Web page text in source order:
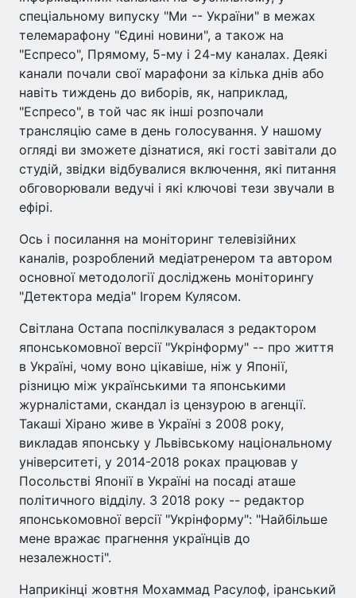
спеціальному випуску "Ми -- України" в межах
телемарафону "Єдині новини", а також на
"Еспресо", Прямому, 5-му і 24-му каналах. Деякі
канали почали свої марафони за кілька днів або
навіть тиждень до виборів, як, наприклад,
"Еспресо", в той час як інші розпочали
трансляцію саме в день голосування. У нашому
огляді ви зможете дізнатися, які гості завітали до
студій, звідки відбувалися включення, які питання
обговорювали ведучі і які ключові тези звучали в
ефірі.
Ось і посилання на моніторинг телевізійних
каналів, розроблений медіатренером та автором
основної методології досліджень моніторингу
"Детектора медіа" Ігорем Кулясом.
Світлана Остапа поспілкувалася з редактором
японськомовної версії "Укрінформу" -- про життя
в Україні, чому воно цікавіше, ніж у Японії,
різницю між українськими та японськими
журналістами, скандал із цензурою в агенції.
Такаші Хірано живе в Україні з 2008 року,
викладав японську у Львівському національному
університеті, у 2014-2018 роках працював у
Посольстві Японії в Україні на посаді аташе
політичного відділу. З 2018 року -- редактор
японськомовної версії "Укрінформу": "Найбільше
мене вражає прагнення українців до
незалежності".
Наприкінці жовтня Мохаммад Расулоф, іранський